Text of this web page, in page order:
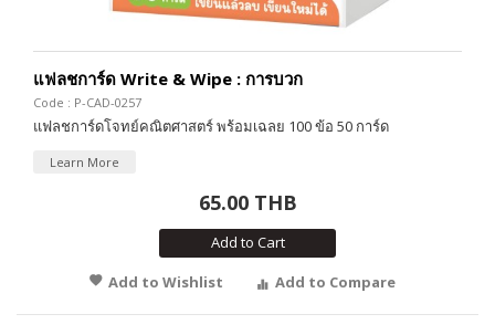
แฟลชการ์ด Write & Wipe : การบวก
Code : P-CAD-0257
แฟลชการ์ดโจทย์คณิตศาสตร์ พร้อมเฉลย 100 ข้อ 50 การ์ด
Learn More
65.00 THB
Add to Cart
Add to Wishlist
Add to Compare